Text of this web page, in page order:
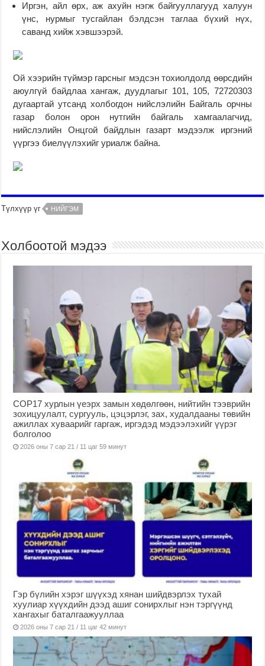
Иргэн, айл өрх, аж ахуйн нэгж байгууллагууд халуун
үнс, нурмыг тусгайлан бэлдсэн таглаа бүхий нүх,
саванд хийж хэвшээрэй.
Ой хээрийн түймэр гарсныг мэдсэн тохиолдолд өөрсдийн
аюулгүй байдлаа хангаж, дуудлагыг 101, 105, 72720303
дугаартай утсанд холбогдон нийслэлийн Байгаль орчны
газар болон орон нутгийн байгаль хамгаалагчид,
нийслэлийн Онцгой байдлын газарт мэдээлж иргэний
үүргээ биелүүлэхийг уриалж байна.
Түлхүүр үг НИЙГЭМ
Холбоотой мэдээ
COP17 хурлын үеэрх замын хөдөлгөөн, нийтийн тээврийн
зохицуулалт, сургууль, цэцэрлэг, зах, худалдааны төвийн
ажиллах хуваарийг гаргаж, иргэдэд мэдээлэхийг үүрэг
болголоо
2026 оны 7 сар 21 / 11 цаг 59 минут
Гэр бүлийн хэрэг шүүхэд хянан шийдвэрлэх тухай
хуулиар хүүхдийн дээд ашиг сонирхлыг нэн тэргүүнд
хангахыг баталгаажууллаа
2026 оны 7 сар 21 / 11 цаг 42 минут